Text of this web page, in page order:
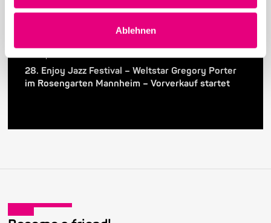
Ablehnen
28. Enjoy Jazz Festival – Weltstar Gregory Porter
im Rosengarten Mannheim – Vorverkauf startet